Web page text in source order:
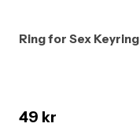
Ring for Sex Keyring
49 kr